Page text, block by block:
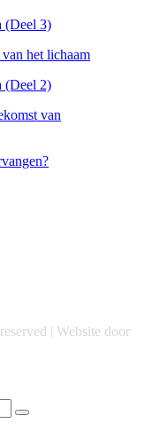
(Deel 3)
het lichaam
(Deel 2)
van
| Website door